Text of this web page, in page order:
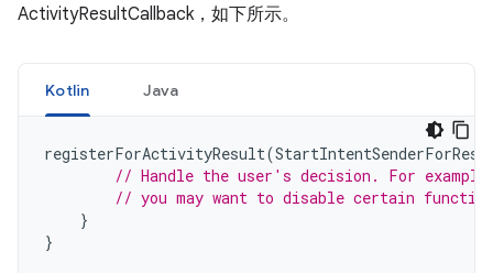
ActivityResultCallback，如下所示。
Kotlin Java
registerForActivityResult(
// Handle the user's decision. For
// you may want to disable certain
}
}